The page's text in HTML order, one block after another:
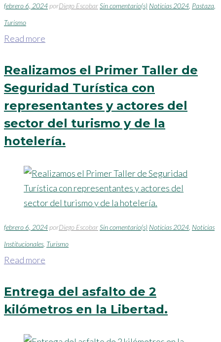
febrero 6, 2024porDiego EscobarSin comentario(s) Noticias 2024 Pastaza
Turismo
Read more
Realizamos el Primer Taller de
Seguridad Turística con
representantes y actores del
sector del turismo y de la
hotelería.
febrero 6, 2024porDiego EscobarSin comentario(s) Noticias 2024 Noticias
Institucionales Turismo
Read more
Entrega del asfalto de 2
kilómetros en la Libertad.